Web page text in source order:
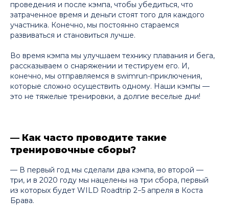
проведения и после кэмпа, чтобы убедиться, что
затраченное время и деньги стоят того для каждого
участника. Конечно, мы постоянно стараемся
развиваться и становиться лучше.
Во время кэмпа мы улучшаем технику плавания и бега,
рассказываем о снаряжении и тестируем его. И,
конечно, мы отправляемся в swimrun-приключения,
которые сложно осуществить одному. Наши кэмпы —
это не тяжелые тренировки, а долгие веселые дни!
— Как часто проводите такие
тренировочные сборы?
— В первый год мы сделали два кэмпа, во второй —
три, и в 2020 году мы нацелены на три сбора, первый
из которых будет WILD Roadtrip 2−5 апреля в Коста
Брава.